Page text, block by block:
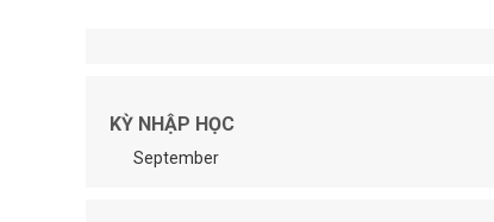
KỲ NHẬP HỌC
September